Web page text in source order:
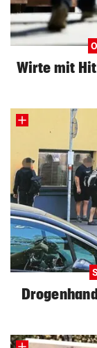
Wirte mit